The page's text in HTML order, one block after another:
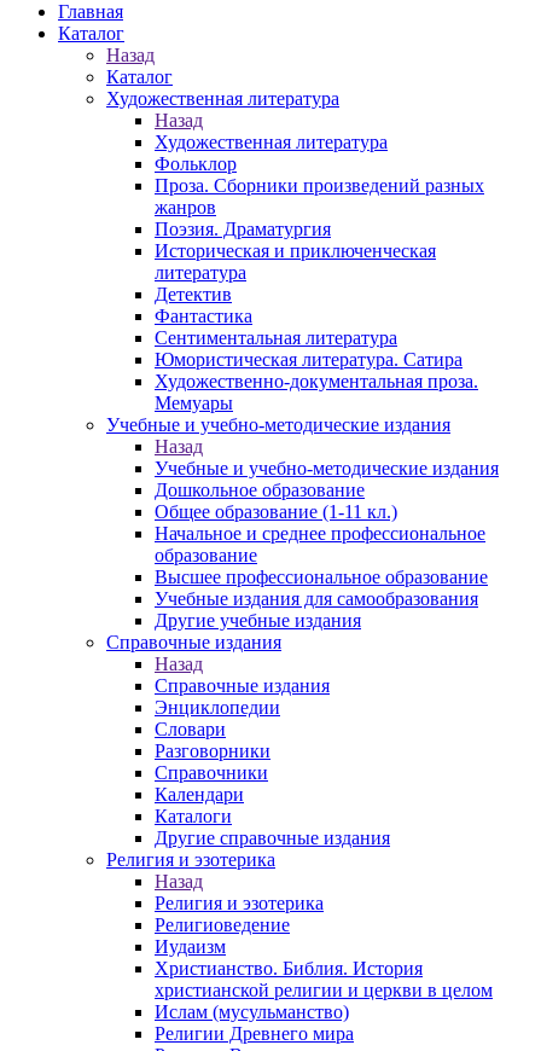
Главная
Каталог
Назад
Каталог
Художественная литература
Назад
Художественная литература
Фольклор
Проза. Сборники произведений разных
жанров
Поэзия. Драматургия
Историческая и приключенческая
литература
Детектив
Фантастика
Сентиментальная литература
Юмористическая литература. Сатира
Художественно-документальная проза.
Мемуары
Учебные и учебно-методические издания
Назад
Учебные и учебно-методические издания
Дошкольное образование
Общее образование (1-11 кл.)
Начальное и среднее профессиональное
образование
Высшее профессиональное образование
Учебные издания для самообразования
Другие учебные издания
Справочные издания
Назад
Справочные издания
Энциклопедии
Словари
Разговорники
Справочники
Календари
Каталоги
Другие справочные издания
Религия и эзотерика
Назад
Религия и эзотерика
Религиоведение
Иудаизм
Христианство. Библия. История
христианской религии и церкви в целом
Ислам (мусульманство)
Религии Древнего мира